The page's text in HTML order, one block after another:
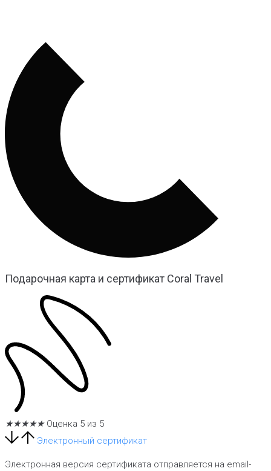
Подарочная карта и сертификат Coral Travel
★★★★★ Оценка 5 из 5
Электронный сертификат
Электронная версия сертификата отправляется на email-